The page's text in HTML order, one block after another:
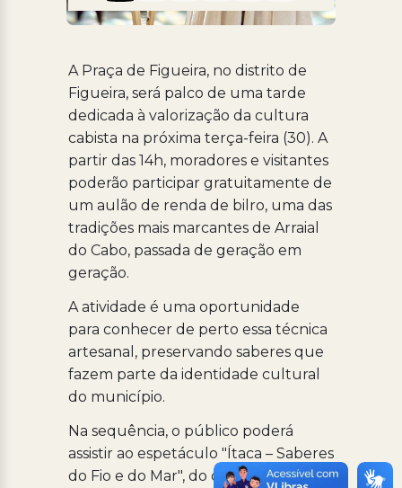
A Praça de Figueira, no distrito de
Figueira, será palco de uma tarde
dedicada à valorização da cultura
cabista na próxima terça-feira (30). A
partir das 14h, moradores e visitantes
poderão participar gratuitamente de
um aulão de renda de bilro, uma das
tradições mais marcantes de Arraial
do Cabo, passada de geração em
geração.
A atividade é uma oportunidade
para conhecer de perto essa técnica
artesanal, preservando saberes que
fazem parte da identidade cultural
do município.
Na sequência, o público poderá
assistir ao espetáculo "Ítaca – Saberes
do Fio e do Mar", do coletivo En la